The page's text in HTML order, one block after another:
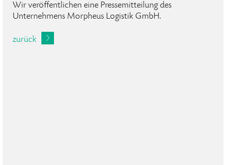
Wir veröffentlichen eine Pressemitteilung des
Unternehmens Morpheus Logistik GmbH.
zurück